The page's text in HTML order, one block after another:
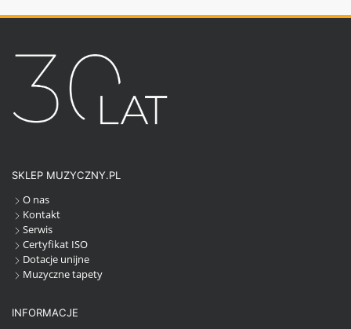
SKLEP MUZYCZNY.PL
O nas
Kontakt
Serwis
Certyfikat ISO
Dotacje unijne
Muzyczne tapety
INFORMACJE